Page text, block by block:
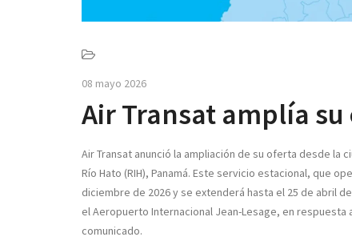
08 mayo 2026
Air Transat amplía
Air Transat anunció la ampliación de su oferta desde la
Río Hato (RIH), Panamá. Este servicio estacional, que
diciembre de 2026 y se extenderá hasta el 25 de abril
el Aeropuerto Internacional Jean-Lesage, en
comunicado.